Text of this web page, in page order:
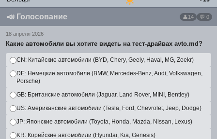
📣 Голосование 14 💬 0
18 апреля 2026
Какие автомобили вы хотите видеть на тест-драйвах avto.md?
CN: Китайские автомобили (BYD, Chery, Geely, Haval, MG, Zeekr)
DE: Немецкие автомобили (BMW, Mercedes-Benz, Audi, Volkswagen,
Porsche)
GB: Британские автомобили (Jaguar, Land Rover, MINI, Bentley)
US: Американские автомобили (Tesla, Ford, Chevrolet, Jeep, Dodge)
JP: Японские автомобили (Toyota, Honda, Mazda, Nissan, Lexus)
KR: Корейские автомобили (Hyundai, Kia, Genesis)